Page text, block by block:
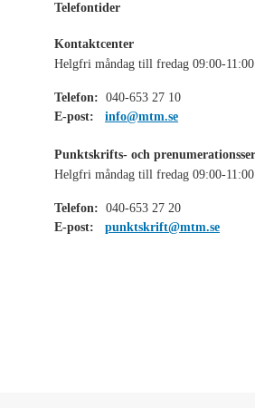
Telefontider
Kontaktcenter
Helgfri måndag till fredag 09:00-11:00
Telefon: 040-653 27 10
E-post:
info@mtm.se
Punktskrifts- och
Helgfri måndag till fredag 09:00-11:00
Telefon: 040-653 27 20
E-post:
punktskrift@mtm.se